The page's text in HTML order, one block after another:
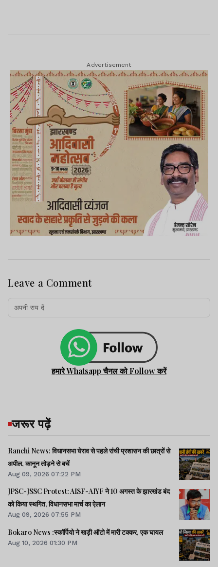
Advertisement
Leave a Comment
हमारे Whatsapp चैनल को Follow करें
जरूर पढ़ें
Ranchi News: विधानसभा घेराव से पहले रांची प्रशासन की छात्रों से
अपील, कानून तोड़ने से बचें
Aug 09, 2026 07:22 PM
JPSC-JSSC Protest: AISF-AIYF ने 10 अगस्त के झारखंड बंद
को किया स्थगित, विधानसभा मार्च का ऐलान
Aug 09, 2026 07:55 PM
Bokaro News :स्कॉर्पियो ने खड़ी ऑटो में मारी टक्कर, एक घायल
Aug 10, 2026 01:30 PM